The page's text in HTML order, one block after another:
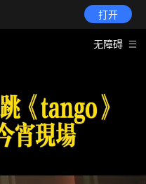
打开
无障碍